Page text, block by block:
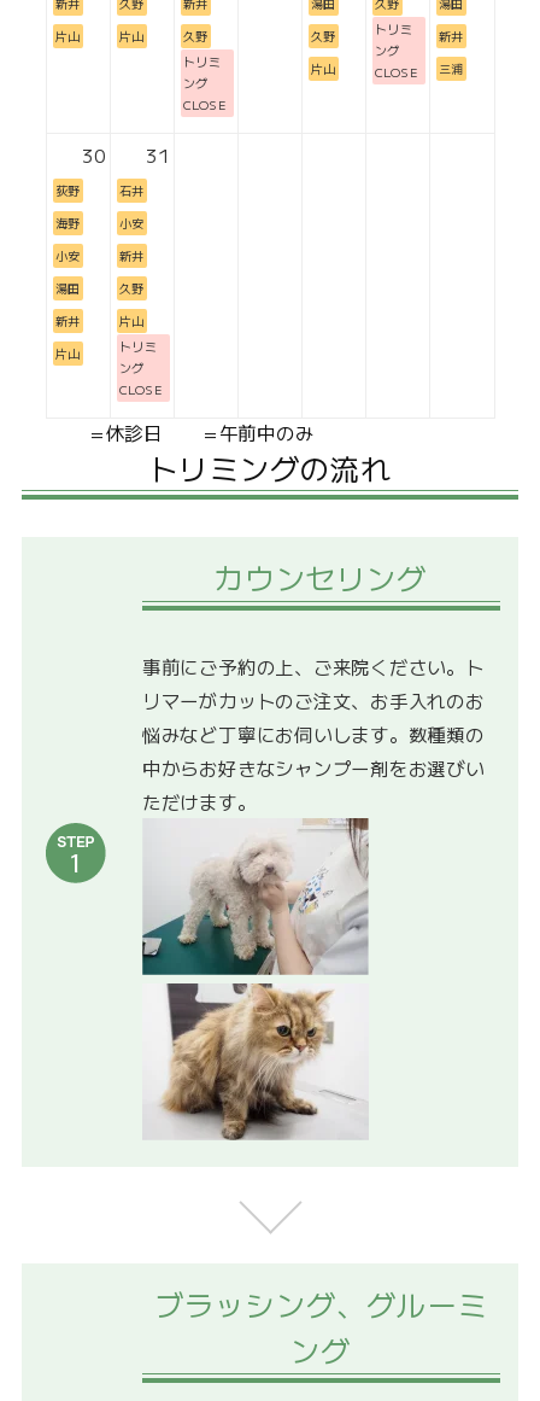
片山
片山
久野
トリミ
ング
CLOSE
久野
片山
トリミ
ング
CLOSE
新井
三浦
30
荻野
海野
小安
湯田
新井
片山
31
石井
小安
新井
久野
片山
トリミ
ング
CLOSE
=休診日 =午前中のみ
トリミングの流れ
カウンセリング
事前にご予約の上、ご来院ください。ト
リマーがカットのご注文、お手入れのお
悩みなど丁寧にお伺いします。数種類の
中からお好きなシャンプー剤をお選びい
ただけます。
ブラッシング、グルーミ
ング